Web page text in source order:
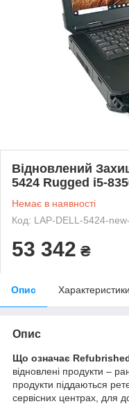
Відновлений
5424 Rugged i5-
Немає в наявності
Код: LAP-DELL-5424-
53 342 ₴
Опис Характеристики
Опис
Що означає
відновлені продукти –
продукти піддаються
сервісних центрах, для